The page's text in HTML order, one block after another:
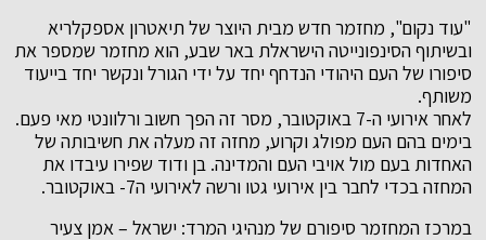
"עוד נקום", מחזמר חדש מבית היוצר של תיאטרון אספקלריא
ובשיתוף הסינפונייטה הישראלת באר שבע, הוא מחזמר שמספר את
סיפורו של העם היהודי הנדחף יחד על ידי הגורל ונקשר יחד בייעוד
משותף.
לאחר אירועי ה-7 באוקטובר, מסר זה הפך חשוב ורלוונטי מאי פעם.
בימים בהם העם מפולג וקרוע, מחזה זה מעלה את חשיבותה של
האחדות בעם מול אויבי העם והמדינה. בן ודוד שפירו עיבדו את
המחזה בכדי לחבר בין אירועי גטו ורשה לאירועי ה7- באוקטובר.
במרכז המחזמר סיפורם של מנהיגי המרד: ישראל – אמן צעיר